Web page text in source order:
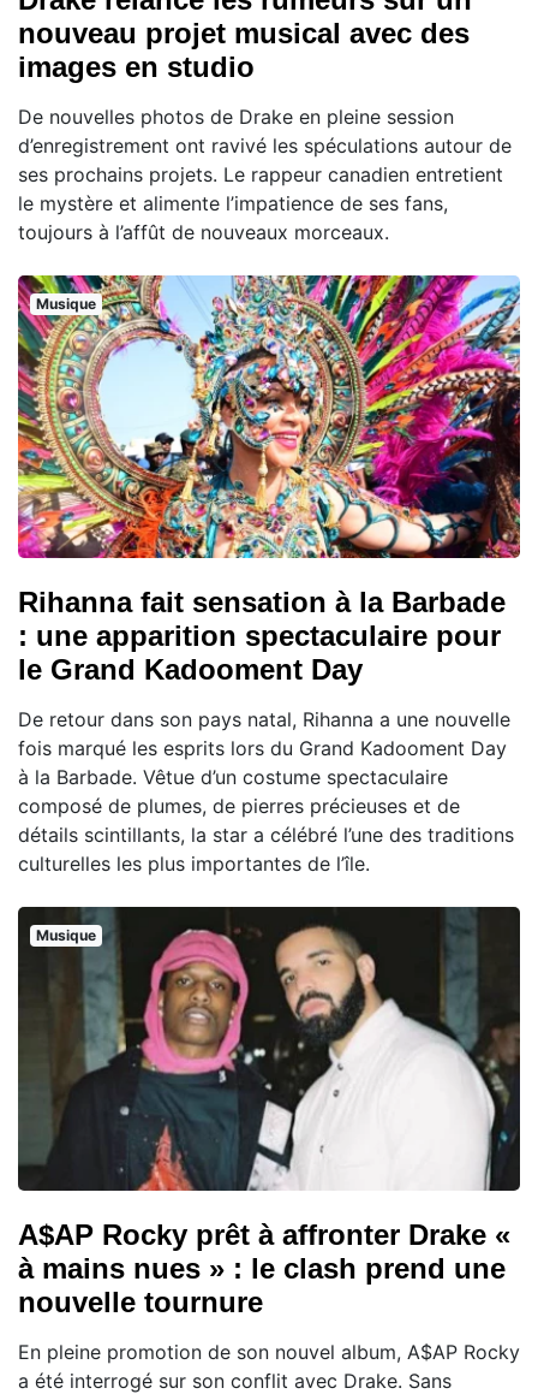
nouveau projet musical avec des
images en studio
De nouvelles photos de Drake en pleine session
d’enregistrement ont ravivé les spéculations autour de
ses prochains projets. Le rappeur canadien entretient
le mystère et alimente l’impatience de ses fans,
toujours à l’affût de nouveaux morceaux.
Musique
Rihanna fait sensation à la Barbade
: une apparition spectaculaire pour
le Grand Kadooment Day
De retour dans son pays natal, Rihanna a une nouvelle
fois marqué les esprits lors du Grand Kadooment Day
à la Barbade. Vêtue d’un costume spectaculaire
composé de plumes, de pierres précieuses et de
détails scintillants, la star a célébré l’une des traditions
culturelles les plus importantes de l’île.
Musique
A$AP Rocky prêt à affronter Drake «
à mains nues » : le clash prend une
nouvelle tournure
En pleine promotion de son nouvel album, A$AP Rocky
a été interrogé sur son conflit avec Drake. Sans